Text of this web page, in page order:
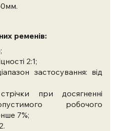
ременів:
2:1;
застосування: від
при досягненні
робочого
7%;